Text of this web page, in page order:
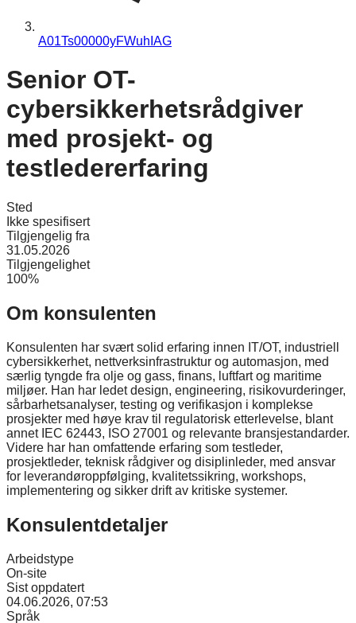
A01Ts00000yFWuhIAG
Senior OT-
cybersikkerhetsrådgiver
med prosjekt- og
testledererfaring
Sted
Ikke spesifisert
Tilgjengelig fra
31.05.2026
Tilgjengelighet
100%
Om konsulenten
Konsulenten har svært solid erfaring innen IT/OT, industriell
cybersikkerhet, nettverksinfrastruktur og automasjon, med
særlig tyngde fra olje og gass, finans, luftfart og maritime
miljøer. Han har ledet design, engineering, risikovurderinger,
sårbarhetsanalyser, testing og verifikasjon i komplekse
prosjekter med høye krav til regulatorisk etterlevelse, blant
annet IEC 62443, ISO 27001 og relevante bransjestandarder.
Videre har han omfattende erfaring som testleder,
prosjektleder, teknisk rådgiver og disiplinleder, med ansvar
for leverandøroppfølging, kvalitetssikring, workshops,
implementering og sikker drift av kritiske systemer.
Konsulentdetaljer
Arbeidstype
On-site
Sist oppdatert
04.06.2026, 07:53
Språk